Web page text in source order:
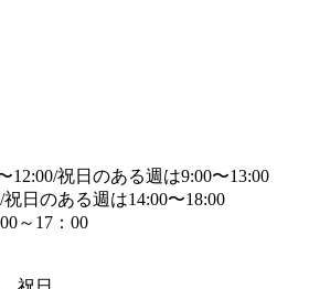
祝日のある週は9:00〜13:00
日のある週は14:00〜18:00
～17：00